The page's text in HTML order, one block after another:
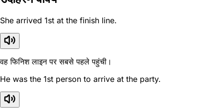
She arrived 1st at the finish line.
वह फिनिश लाइन पर सबसे पहले पहुंची।
He was the 1st person to arrive at the party.